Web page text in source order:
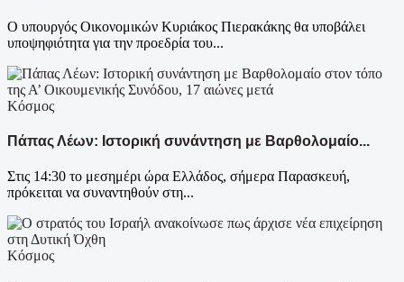
Ο υπουργός Οικονομικών Κυριάκος Πιερακάκης θα υποβάλει
υποψηφιότητα για την προεδρία του...
Κόσμος
Πάπας Λέων: Ιστορική συνάντηση με Βαρθολομαίο...
Στις 14:30 το μεσημέρι ώρα Ελλάδος, σήμερα Παρασκευή,
πρόκειται να συναντηθούν στη...
Κόσμος